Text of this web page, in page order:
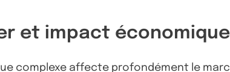
et impact économique
complexe affecte profondément le